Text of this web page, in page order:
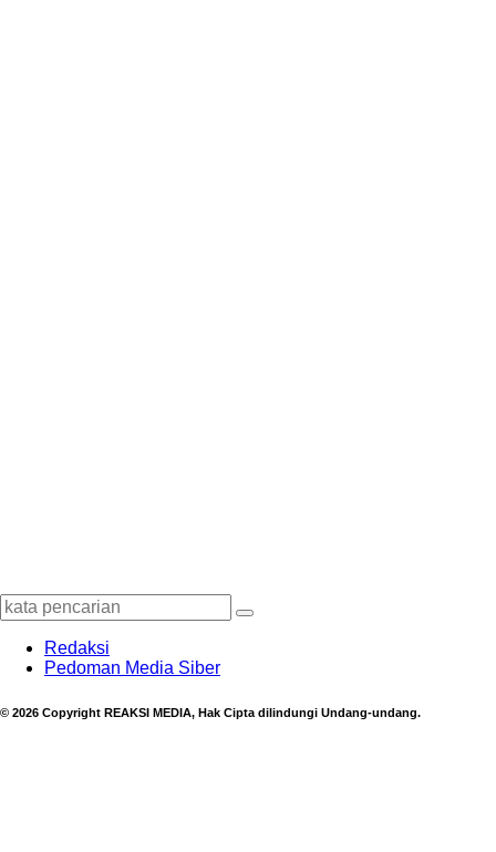
Redaksi
Pedoman Media Siber
© 2026 Copyright REAKSI MEDIA, Hak Cipta dilindungi Undang-undang.